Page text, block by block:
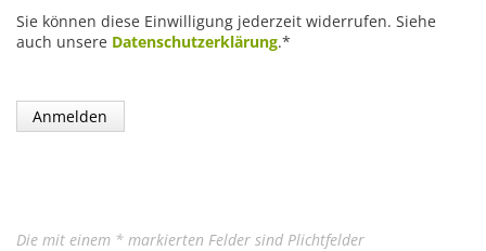
Sie können diese Einwilligung jederzeit widerrufen. Siehe
auch unsere Datenschutzerklärung.*
Die mit einem * markierten Felder sind Plichtfelder